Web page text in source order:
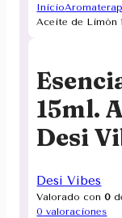
Inicio
Aceite de Limón
15ml.
Desi
Desi Vibes
Valorado con0
0 valoraciones